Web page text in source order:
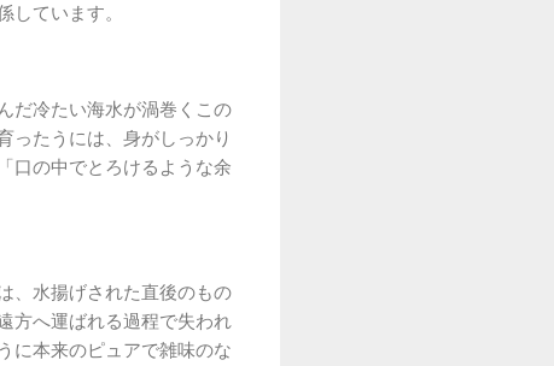
ています。
だ冷たい海水が渦巻くこの
ったうには、身がしっかり
口の中でとろけるような余
、水揚げされた直後のもの
方へ運ばれる過程で失われ
に本来のピュアで雑味のな